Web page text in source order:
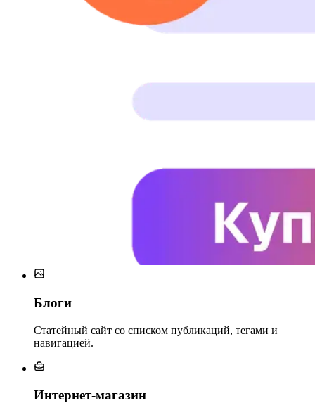
Блоги
Статейный сайт со списком публикаций, тегами и
навигацией.
Интернет-магазин